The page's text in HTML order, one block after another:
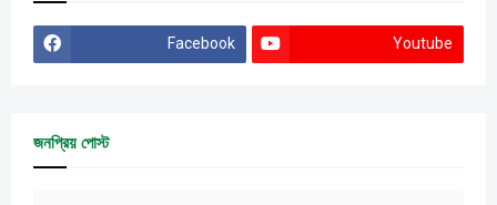
Facebook Youtube
জনপ্রিয় পোস্ট